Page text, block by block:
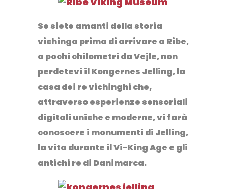
Se siete amanti della storia
vichinga prima di arrivare a Ribe,
a pochi chilometri da Vejle, non
perdetevi ilKongernes Jelling, la
casa dei re vichinghi che,
attraverso esperienze sensoriali
digitali uniche e moderne, vi farà
conoscere i monumenti di Jelling,
la vita durante il Vi-King Age e gli
antichi re di Danimarca.